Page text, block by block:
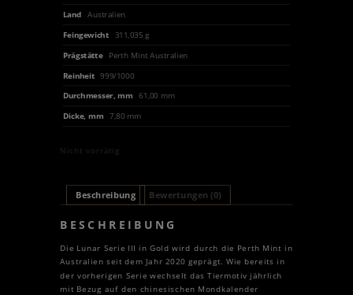
Land
Australien
Feingewicht
311,035 g
Prägstätte
Perth Mint Australien
Reinheit 999/1000
Durchmesser, mm
61,00 mm
Dicke, mm
7,80 mm
Nicht vorrätig
Beschreibung Bewertungen (0)
BESCHREIBUNG
Die Lunar Serie III in Gold wird durch die Perth Mint in
Australien seit dem Jahr 2020 geprägt. Wie bereits in
der vorherigen Serie wechselt das Tiermotiv jährlich
mit Bezug auf den chinesischen Mondkalender